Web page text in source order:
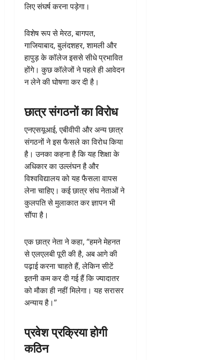
लिए संघर्ष करना पड़ेगा।
विशेष रूप से मेरठ, बागपत,
गाजियाबाद, बुलंदशहर, शामली और
हापुड़ के कॉलेज इससे सीधे प्रभावित
होंगे। कुछ कॉलेजों ने पहले ही आवेदन
न लेने की घोषणा कर दी है।
छात्र संगठनों का विरोध
एनएसयूआई, एबीवीपी और अन्य छात्र
संगठनों ने इस फैसले का विरोध किया
है। उनका कहना है कि यह शिक्षा के
अधिकार का उल्लंघन है और
विश्वविद्यालय को यह फैसला वापस
लेना चाहिए। कई छात्र संघ नेताओं ने
कुलपति से मुलाकात कर ज्ञापन भी
सौंपा है।
एक छात्र नेता ने कहा, “हमने मेहनत
से एलएलबी पूरी की है, अब आगे की
पढ़ाई करना चाहते हैं, लेकिन सीटें
इतनी कम कर दी गई हैं कि ज्यादातर
को मौका ही नहीं मिलेगा। यह सरासर
अन्याय है।”
प्रवेश प्रक्रिया होगी
कठिन